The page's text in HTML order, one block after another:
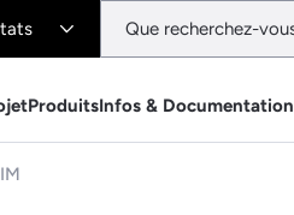
ProduitsInfos & Documentation